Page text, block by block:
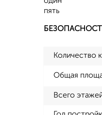
пять
Количество
Общая
Всего